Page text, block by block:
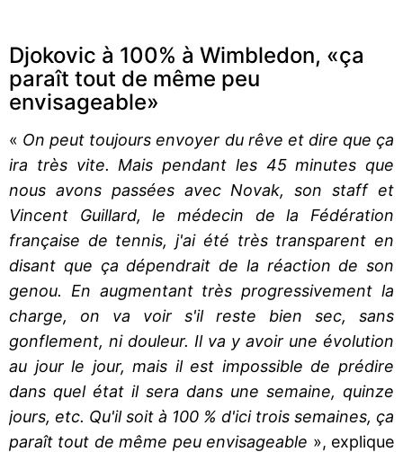
Djokovic à 100% à Wimbledon, «ça
paraît tout de même peu
envisageable»
« On peut toujours envoyer du rêve et dire que ça
ira très vite. Mais pendant les 45 minutes que
nous avons passées avec Novak, son staff et
Vincent Guillard, le médecin de la Fédération
française de tennis, j'ai été très transparent en
disant que ça dépendrait de la réaction de son
genou. En augmentant très progressivement la
charge, on va voir s'il reste bien sec, sans
gonflement, ni douleur. Il va y avoir une évolution
au jour le jour, mais il est impossible de prédire
dans quel état il sera dans une semaine, quinze
jours, etc. Qu'il soit à 100 % d'ici trois semaines, ça
paraît tout de même peu envisageable », explique